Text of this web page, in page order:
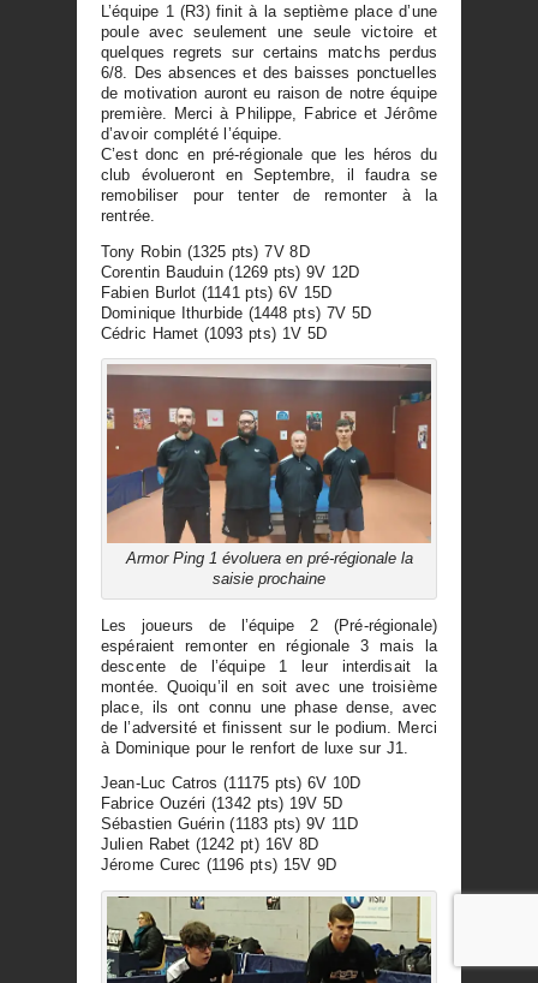
L’équipe 1 (R3) finit à la septième place d’une
poule avec seulement une seule victoire et
quelques regrets sur certains matchs perdus
6/8. Des absences et des baisses ponctuelles
de motivation auront eu raison de notre équipe
première. Merci à Philippe, Fabrice et Jérôme
d’avoir complété l’équipe.
C’est donc en pré-régionale que les héros du
club évolueront en Septembre, il faudra se
remobiliser pour tenter de remonter à la
rentrée.
Tony Robin (1325 pts) 7V 8D
Corentin Bauduin (1269 pts) 9V 12D
Fabien Burlot (1141 pts) 6V 15D
Dominique Ithurbide (1448 pts) 7V 5D
Cédric Hamet (1093 pts) 1V 5D
Armor Ping 1 évoluera en pré-régionale la
saisie prochaine
Les joueurs de l’équipe 2 (Pré-régionale)
espéraient remonter en régionale 3 mais la
descente de l’équipe 1 leur interdisait la
montée. Quoiqu’il en soit avec une troisième
place, ils ont connu une phase dense, avec
de l’adversité et finissent sur le podium. Merci
à Dominique pour le renfort de luxe sur J1.
Jean-Luc Catros (11175 pts) 6V 10D
Fabrice Ouzéri (1342 pts) 19V 5D
Sébastien Guérin (1183 pts) 9V 11D
Julien Rabet (1242 pt) 16V 8D
Jérome Curec (1196 pts) 15V 9D